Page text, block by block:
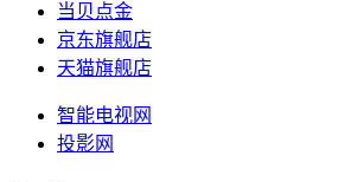
当贝点金
京东旗舰店
天猫旗舰店
智能电视网
投影网